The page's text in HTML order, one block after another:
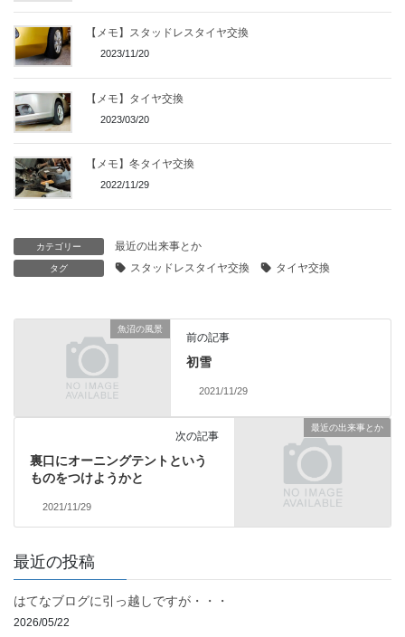
【メモ】スタッドレスタイヤ交換
2023/11/20
【メモ】タイヤ交換
2023/03/20
【メモ】冬タイヤ交換
2022/11/29
カテゴリー 最近の出来事とか
タグ スタッドレスタイヤ交換 タイヤ交換
魚沼の風景
前の記事
初雪
2021/11/29
最近の出来事とか
次の記事
裏口にオーニングテントという
ものをつけようかと
2021/11/29
最近の投稿
はてなブログに引っ越しですが・・・
2026/05/22